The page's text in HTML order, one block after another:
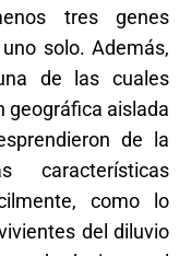
tres genes
solo. Además,
de las cuales
geográfica aislada
de la
características
como lo
del diluvio